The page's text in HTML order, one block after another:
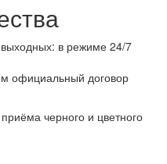
в режиме 24/7
официальный договор
черного и цветного